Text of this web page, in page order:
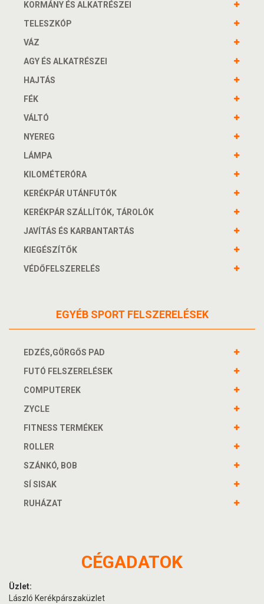
KORMÁNY ÉS ALKATRÉSZEI
TELESZKÓP
VÁZ
AGY ÉS ALKATRÉSZEI
HAJTÁS
FÉK
VÁLTÓ
NYEREG
LÁMPA
KILOMÉTERÓRA
KERÉKPÁR UTÁNFUTÓK
KERÉKPÁR SZÁLLÍTÓK, TÁROLÓK
JAVÍTÁS ÉS KARBANTARTÁS
KIEGÉSZÍTŐK
VÉDŐFELSZERELÉS
EGYÉB SPORT FELSZERELÉSEK
EDZÉS,GÖRGŐS PAD
FUTÓ FELSZERELÉSEK
COMPUTEREK
ZYCLE
FITNESS TERMÉKEK
ROLLER
SZÁNKÓ, BOB
SÍ SISAK
RUHÁZAT
CÉGADATOK
Üzlet:
László Kerékpárszaküzlet